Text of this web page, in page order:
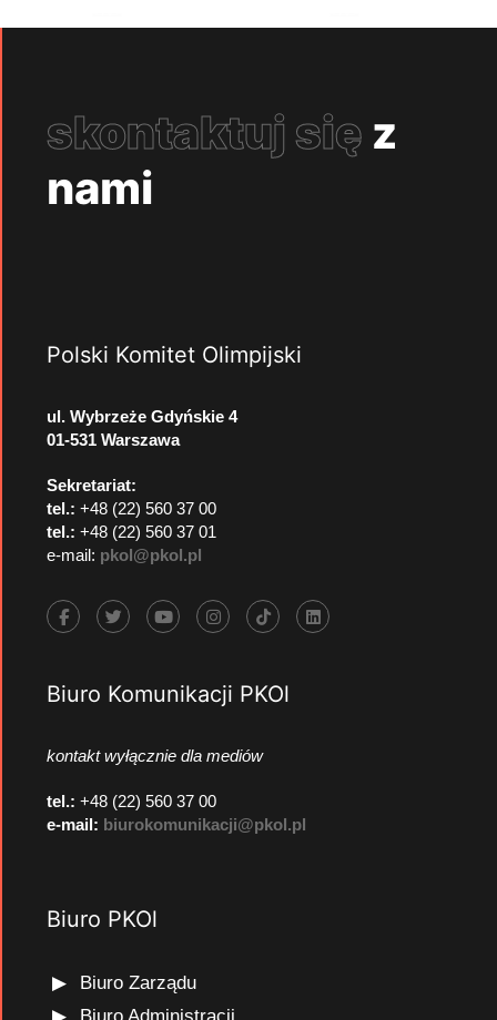
skontaktuj się z
nami
Polski Komitet Olimpijski
ul. Wybrzeże Gdyńskie 4
01-531 Warszawa
Sekretariat:
tel.: +48 (22) 560 37 00
tel.: +48 (22) 560 37 01
e-mail: pkol@pkol.pl
Biuro Komunikacji PKOl
kontakt wyłącznie dla mediów
tel.: +48 (22) 560 37 00
e-mail: biurokomunikacji@pkol.pl
Biuro PKOl
Biuro Zarządu